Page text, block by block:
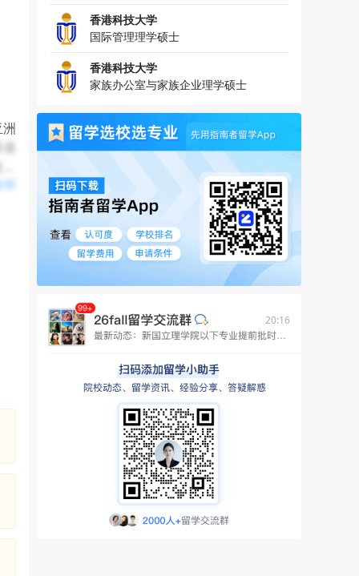
部
香港科技大学
国际管理理学硕士
香港科技大学
家族办公室与家族企业理学硕士
20:16